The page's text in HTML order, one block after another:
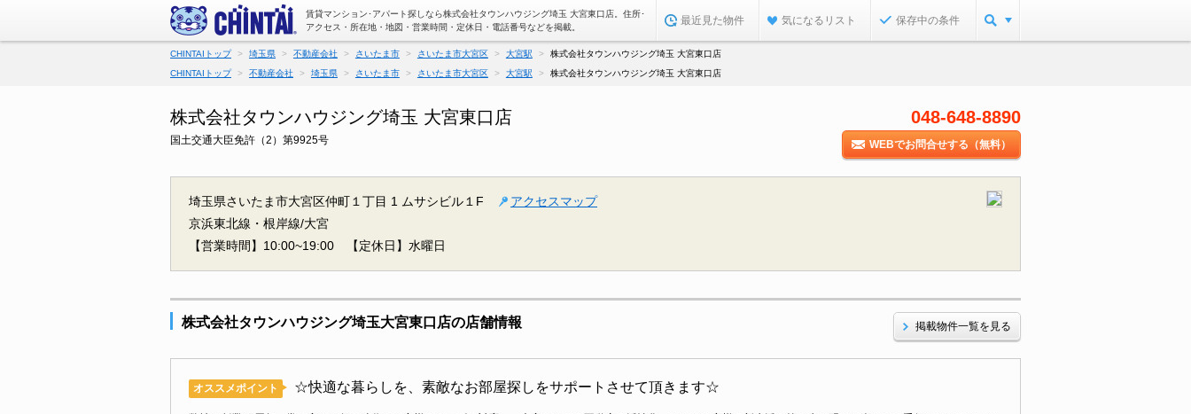
賃貸マンション･アパート探しなら株式会社タウンハウジング埼玉 大宮東口店。住所･
アクセス・所在地・地図・営業時間・定休日・電話番号などを掲載。
最近見た物件 気になるリスト 保存中の条件
CHINTAIトップ 埼玉県 不動産会社 さいたま市 さいたま市大宮区 大宮駅
株式会社タウンハウジング埼玉 大宮東口店
CHINTAIトップ
不動産会社 埼玉県 さいたま市 さいたま市大宮区 大宮駅 株式会社タウンハウジング埼玉 大宮東口店
株式会社タウンハウジング埼玉 大宮東口店
国土交通大臣免許（2）第9925号
048-648-8890
WEBでお問合せする（無料）
埼玉県さいたま市大宮区仲町１丁目 1 ムサシビル１F
アクセスマップ
京浜東北線・根岸線/大宮
【営業時間】10:00~19:00
【定休日】水曜日
株式会社タウンハウジング埼玉大宮東口店の店舗情報 掲載物件一覧を見る
オススメポイント ☆快適な暮らしを、素敵なお部屋探しをサポートさせて頂きます☆